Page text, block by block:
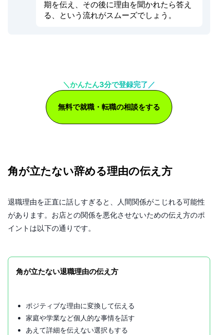
期を伝え、その後に理由を聞かれたら答え
る、という流れがスムーズでしょう。
＼かんたん3分で登録完了／
無料で就職・転職の相談をする
角が立たない辞める理由の伝え方
退職理由を正直に話しすぎると、人間関係がこじれる可能性
があります。お店との関係を悪化させないための伝え方のポ
イントは以下の通りです。
角が立たない退職理由の伝え方
ポジティブな理由に変換して伝える
家庭や学業など個人的な事情を話す
あえて詳細を伝えない選択もする